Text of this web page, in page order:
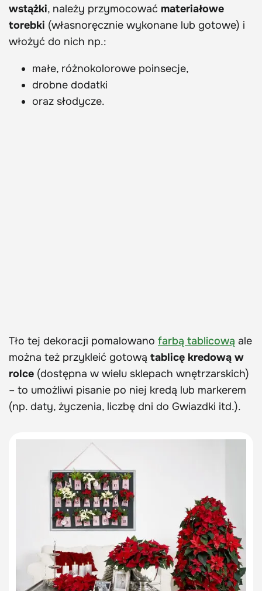
wstążki, należy przymocować materiałowe
torebki (własnoręcznie wykonane lub gotowe) i
włożyć do nich np.:
małe, różnokolorowe poinsecje,
drobne dodatki
oraz słodycze.
Tło tej dekoracji pomalowano farbą tablicową ale
można też przykleić gotową tablicę kredową w
rolce (dostępna w wielu sklepach wnętrzarskich)
– to umożliwi pisanie po niej kredą lub markerem
(np. daty, życzenia, liczbę dni do Gwiazdki itd.).